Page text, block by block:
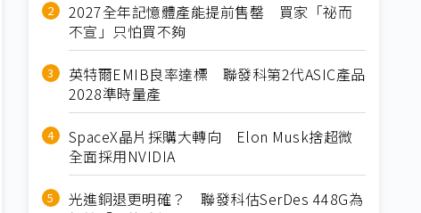
2027全年記憶體產能提前售罄 買家「祕而
不宣」只怕買不夠
英特爾EMIB良率達標 聯發科第2代ASIC產品
2028準時量產
SpaceX晶片採購大轉向 Elon Musk捨超微
全面採用NVIDIA
光進銅退更明確？ 聯發科估SerDes 448G為